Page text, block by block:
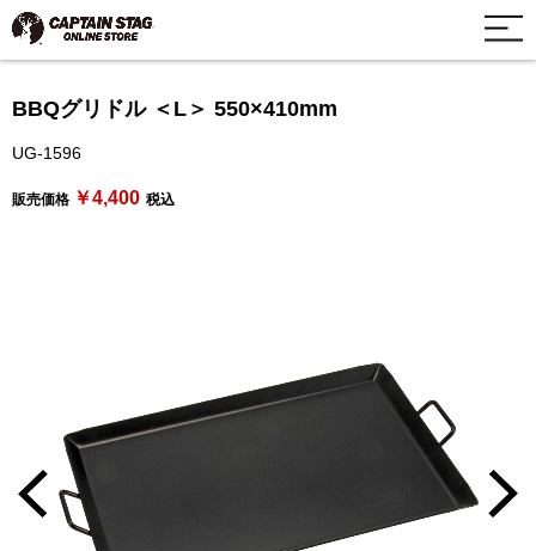
BBQグリドル ＜L＞ 550×410mm
UG-1596
販売価格 ￥4,400 税込